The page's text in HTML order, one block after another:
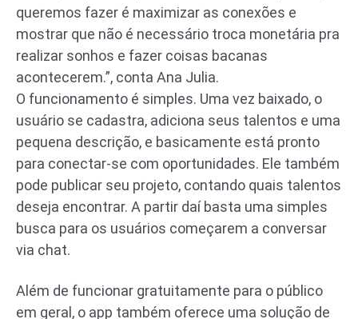
queremos fazer é maximizar as conexões e
mostrar que não é necessário troca monetária pra
realizar sonhos e fazer coisas bacanas
acontecerem.”, conta Ana Julia.
O funcionamento é simples. Uma vez baixado, o
usuário se cadastra, adiciona seus talentos e uma
pequena descrição, e basicamente está pronto
para conectar-se com oportunidades. Ele também
pode publicar seu projeto, contando quais talentos
deseja encontrar. A partir daí basta uma simples
busca para os usuários começarem a conversar
via chat.
Além de funcionar gratuitamente para o público
em geral, o app também oferece uma solução de